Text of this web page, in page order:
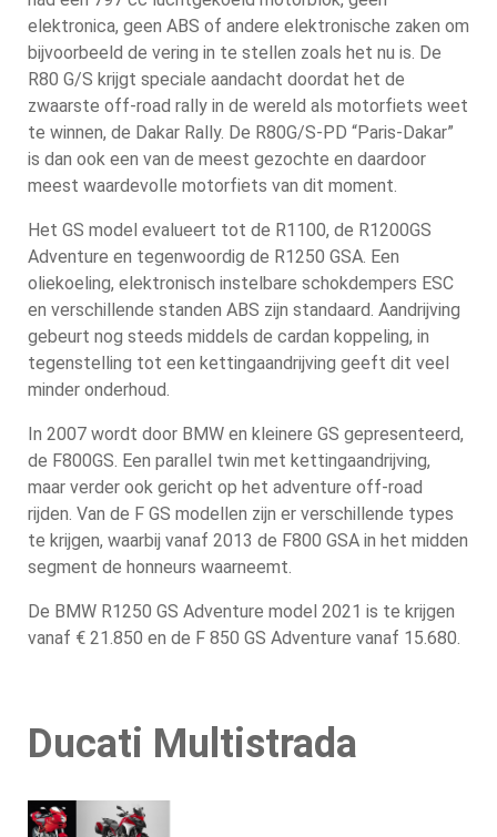
elektronica, geen ABS of andere elektronische zaken om
bijvoorbeeld de vering in te stellen zoals het nu is. De
R80 G/S krijgt speciale aandacht doordat het de
zwaarste off-road rally in de wereld als motorfiets weet
te winnen, de Dakar Rally. De R80G/S-PD “Paris-Dakar”
is dan ook een van de meest gezochte en daardoor
meest waardevolle motorfiets van dit moment.
Het GS model evalueert tot de R1100, de R1200GS
Adventure en tegenwoordig de R1250 GSA. Een
oliekoeling, elektronisch instelbare schokdempers ESC
en verschillende standen ABS zijn standaard. Aandrijving
gebeurt nog steeds middels de cardan koppeling, in
tegenstelling tot een kettingaandrijving geeft dit veel
minder onderhoud.
In 2007 wordt door BMW en kleinere GS gepresenteerd,
de F800GS. Een parallel twin met kettingaandrijving,
maar verder ook gericht op het adventure off-road
rijden. Van de F GS modellen zijn er verschillende types
te krijgen, waarbij vanaf 2013 de F800 GSA in het midden
segment de honneurs waarneemt.
De BMW R1250 GS Adventure model 2021 is te krijgen
vanaf € 21.850 en de F 850 GS Adventure vanaf 15.680.
Ducati Multistrada